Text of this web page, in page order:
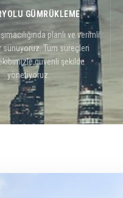
GÜMRÜKLEME
planlı ve verimli
Tüm süreçleri
güvenli şekilde
yönetiyoruz.